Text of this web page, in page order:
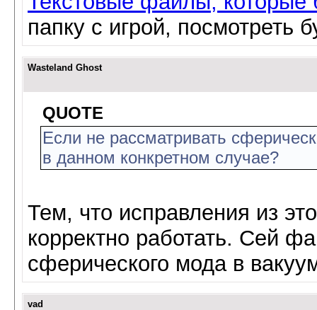
папку с игрой, посмотреть
Wasteland Ghost
QUOTE
Если не рассматривать
в данном конкретном случае?
Тем, что исправления из
корректно работать. Сей
сферического мода в
vad